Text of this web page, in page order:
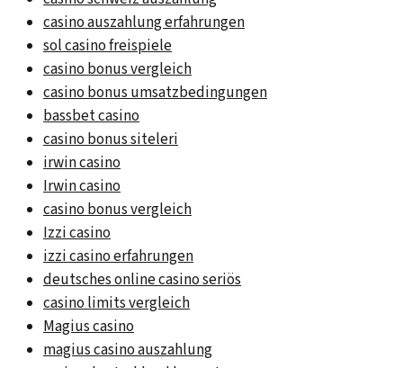
casino auszahlung erfahrungen
sol casino freispiele
casino bonus vergleich
casino bonus umsatzbedingungen
bassbet casino
casino bonus siteleri
irwin casino
Irwin casino
casino bonus vergleich
Izzi casino
izzi casino erfahrungen
deutsches online casino seriös
casino limits vergleich
Magius casino
magius casino auszahlung